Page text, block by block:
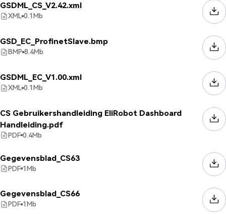
GSDML_CS_V2.42.xml
XML 0.1Mb
GSD_EC_ProfinetSlave.bmp
BMP 8.4Mb
GSDML_EC_V1.00.xml
XML 0.1Mb
CS Gebruikershandleiding EliRobot Dashboard
Handleiding.pdf
PDF 0.4Mb
Gegevensblad_CS63
PDF 1Mb
Gegevensblad_CS66
PDF 1Mb